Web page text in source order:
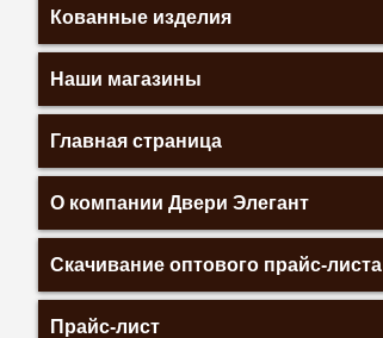
Кованные изделия
Наши магазины
Главная страница
О компании Двери Элегант
Скачивание оптового прайс-листа
Прайс-лист